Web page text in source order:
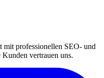
mit professionellen SEO- und
vertrauen uns.